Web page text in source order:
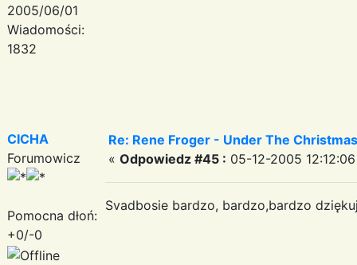
2005/06/01
Wiadomości:
1832
CICHA
Forumowicz
Pomocna dłoń:
+0/-0
Re: Rene Froger - Under The
« Odpowiedz #45 : 05-12-2005
Svadbosie bardzo, bardzo,bardzo